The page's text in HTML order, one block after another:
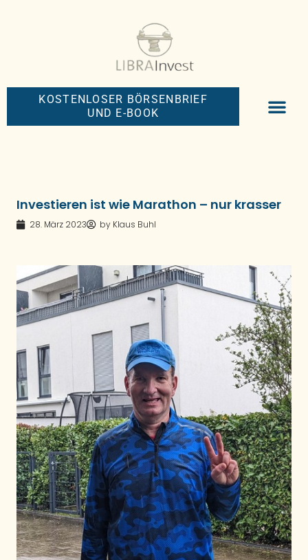
KOSTENLOSER BÖRSENBRIEF
UND E-BOOK
Investieren ist wie Marathon – nur krasser
28. März 2023 by Klaus Buhl